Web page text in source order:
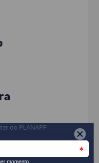
e da Língua